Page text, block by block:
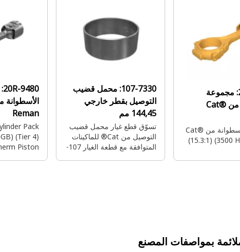
مجموعة
الأسطوانة من Cat®
مجموعة الأسطوانة من Cat®
107-7330: محمل قضيب
التوصيل بقطر خارجي
144,45 مم
تسوّق قطع غيار محمل قضيب
التوصيل من Cat® للماكينات
المتوافقة مع قطعة الغيار 107-
20R-9480:
Reman
Pack
(Tier 4)
Piston)
بمواصفات المصنع